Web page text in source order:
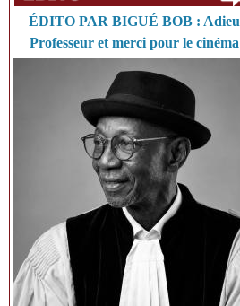
ÉDITO PAR BIGUÉ BOB : Adieu
Professeur et merci pour le cinéma